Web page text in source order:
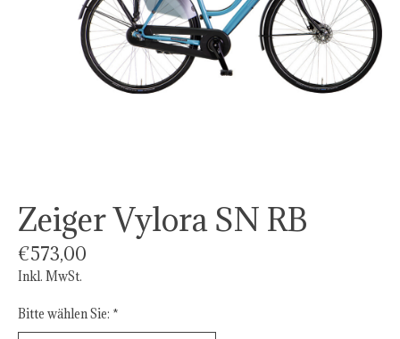
Zeiger Vylora SN RB
€573,00
Inkl. MwSt.
Bitte wählen Sie: *